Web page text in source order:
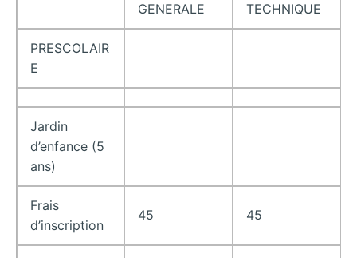
GENERALE
TECHNIQUE
PRESCOLAIR
E
Jardin
d’enfance (5
ans)
Frais
d’inscription
45 45